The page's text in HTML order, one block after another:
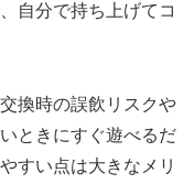
自分で持ち上げてコ
換時の誤飲リスクや
ときにすぐ遊べるだ
すい点は大きなメリ